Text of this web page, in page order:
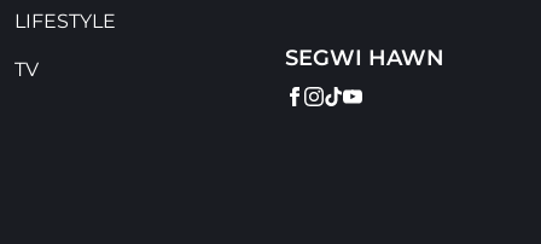
LIFESTYLE
TV SEGWI HAWN
FACEBOOK
INSTAGRAM
TIKTOK
YOUTUBE